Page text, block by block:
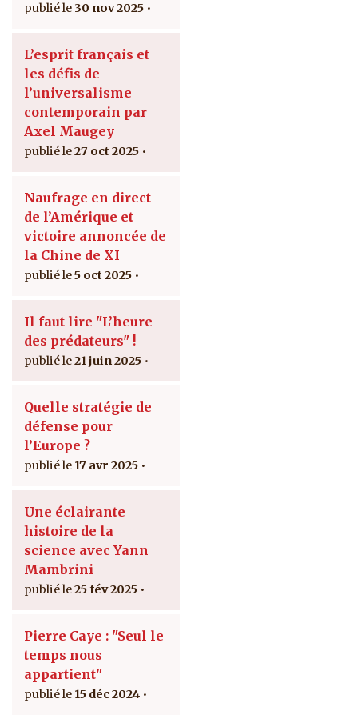
30 nov 2025
L’esprit français et
les défis de
l’universalisme
contemporain par
Axel Maugey
27 oct 2025
Naufrage en direct
de l’Amérique et
victoire annoncée de
la Chine de XI
5 oct 2025
Il faut lire "L’heure
des prédateurs" !
21 juin 2025
Quelle stratégie de
défense pour
l’Europe ?
17 avr 2025
Une éclairante
histoire de la
science avec Yann
Mambrini
25 fév 2025
Pierre Caye : "Seul le
temps nous
appartient"
15 déc 2024